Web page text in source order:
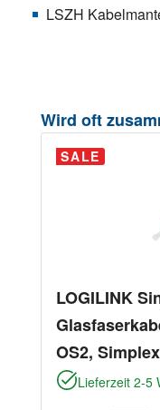
LSZH
Produktgalerie
Wird oft
SALE
LOGILINK
OS2,
Lieferzeit 2-5